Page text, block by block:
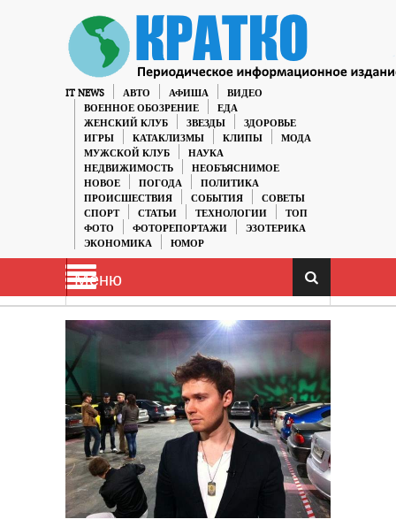
IT NEWS АВТО АФИША
ВИДЕО
ВОЕННОЕ ОБОЗРЕНИЕ
ЕДА
ЖЕНСКИЙ КЛУБ
ЗВЕЗДЫ
ЗДОРОВЬЕ
ИГРЫ
КАТАКЛИЗМЫ КЛИПЫ
МОДА
МУЖСКОЙ КЛУБ
НАУКА
НЕДВИЖИМОСТЬ
НЕОБЪЯСНИМОЕ
НОВОЕ
ПОГОДА
ПОЛИТИКА
ПРОИСШЕСТВИЯ
СОБЫТИЯ
СОВЕТЫ
СПОРТ
СТАТЬИ ТЕХНОЛОГИИ
ТОП
ФОТО
ФОТОРЕПОРТАЖИ
ЭЗОТЕРИКА
ЭКОНОМИКА
ЮМОР
Меню